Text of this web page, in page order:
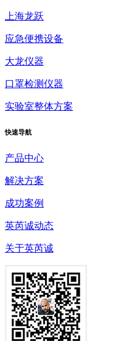
上海龙跃
应急便携设备
大龙仪器
口罩检测仪器
实验室整体方案
快速导航
产品中心
解决方案
成功案例
英芮诚动态
关于英芮诚